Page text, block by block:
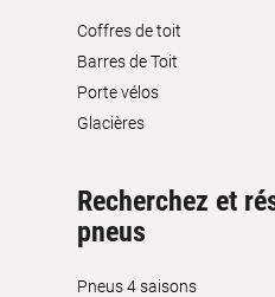
Coffres de toit
Barres de Toit
Porte vélos
Glacières
Recherchez et
pneus
Pneus 4 saisons